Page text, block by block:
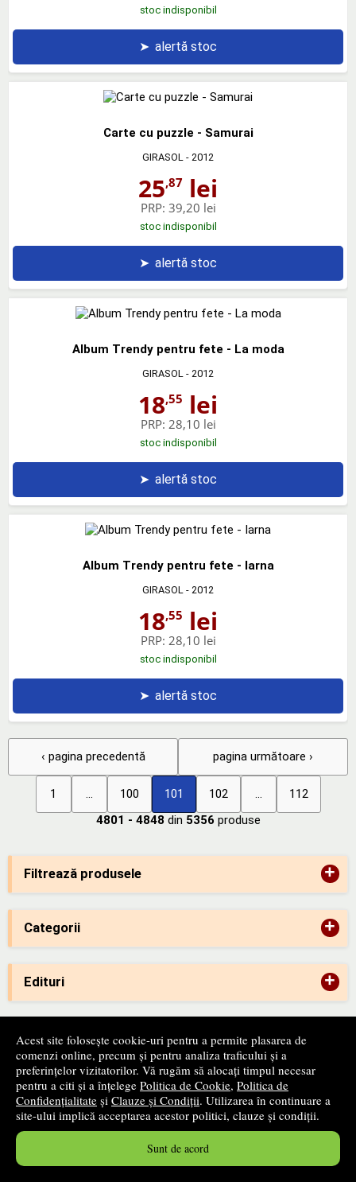
Acest site folosește cookie-uri pentru a permite plasarea de
comenzi online, precum și pentru analiza traficului și a
preferințelor vizitatorilor. Vă rugăm să alocați timpul necesar
pentru a citi și a înțelege Politica de Cookie, Politica de
Confidențialitate și Clauze și Condiții. Utilizarea în continuare a
site-ului implică acceptarea acestor politici, clauze și condiții.
Sunt de acord
Filtrează produsele +
Categorii +
Edituri +
ANPC
SAL -
stoc indisponibil
➤ alertă stoc
Carte cu puzzle - Samurai
GIRASOL - 2012
25,87 lei
PRP: 39,20 lei
stoc indisponibil
➤ alertă stoc
Album Trendy pentru fete - La moda
GIRASOL - 2012
18,55 lei
PRP: 28,10 lei
stoc indisponibil
➤ alertă stoc
Album Trendy pentru fete - Iarna
GIRASOL - 2012
18,55 lei
PRP: 28,10 lei
stoc indisponibil
➤ alertă stoc
‹ pagina precedentă
1 100 101 102 112
pagina următoare ›
4801 - 4848 din 5356 produse